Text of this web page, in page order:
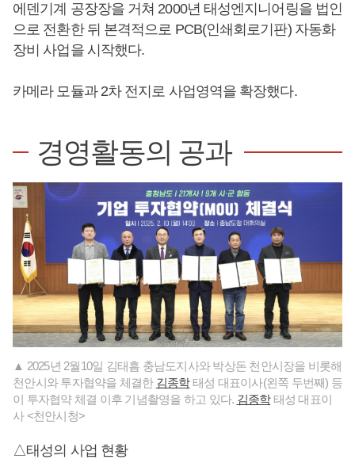
에덴기계 공장장을 거쳐 2000년 태성엔지니어링을 법인
으로 전환한 뒤 본격적으로 PCB(인쇄회로기판) 자동화
장비 사업을 시작했다.
카메라 모듈과 2차 전지로 사업영역을 확장했다.
경영활동의 공과
▲ 2025년 2월10일 김태흠 충남도지사와 박상돈 천안시장을 비롯해
천안시와 투자협약을 체결한 김종학태성 대표이사(왼쪽 두번째) 등
이 투자협약 체결 이후 기념촬영을 하고 있다. 김종학태성 대표이
사 <천안시청>
△태성의 사업 현황